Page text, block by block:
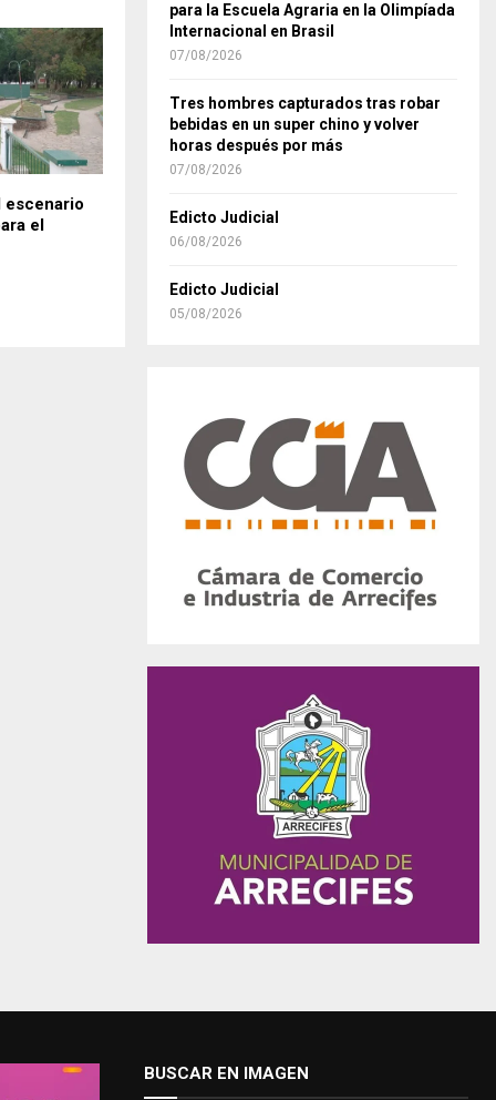
escenario
el
para la Escuela Agraria en la Olimpíada
Internacional en Brasil
07/08/2026
Tres hombres capturados tras robar
bebidas en un super chino y volver
horas después por más
07/08/2026
Edicto Judicial
06/08/2026
Edicto Judicial
05/08/2026
BUSCAR EN IMAGEN